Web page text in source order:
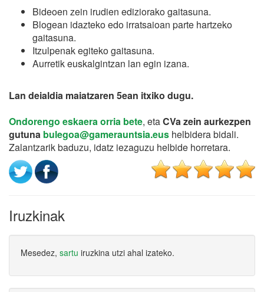
Bideoen zein irudien ediziorako gaitasuna.
Blogean idazteko edo irratsaioan parte hartzeko
gaitasuna.
Itzulpenak egiteko gaitasuna.
Aurretik euskalgintzan lan egin izana.
Lan deialdia maiatzaren 5ean itxiko dugu.
Ondorengo eskaera orria bete, etaCVa zein aurkezpen
gutuna bulegoa@gamerauntsia.eus helbidera bidali.
Zalantzarik baduzu, idatz iezaguzu helbide horretara.
Iruzkinak
Mesedez, sartu iruzkina utzi ahal izateko.